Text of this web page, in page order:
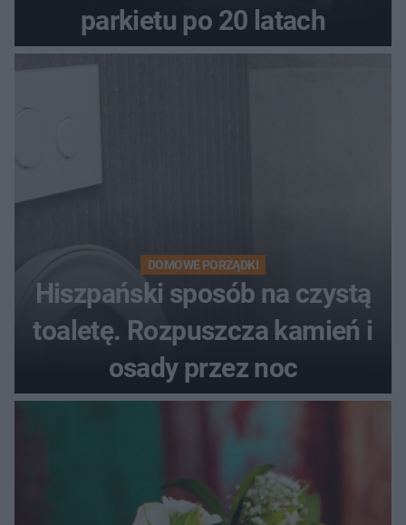
parkietu po 20 latach
DOMOWE PORZĄDKI
Hiszpański sposób na czystą
toaletę. Rozpuszcza kamień i
osady przez noc